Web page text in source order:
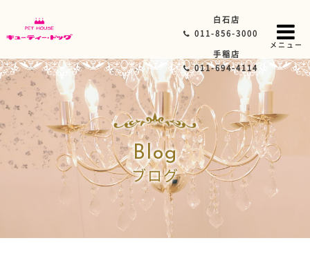
白石店
011-856-3000
手稲店
011-694-4114
メニュー
Blog
ブログ